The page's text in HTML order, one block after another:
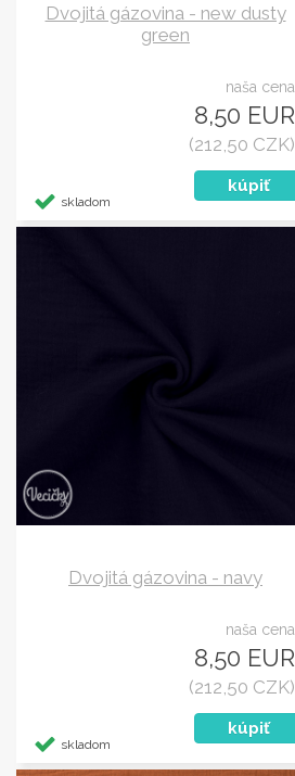
Dvojitá gázovina - new dusty
green
naša cena
8,50 EUR
(212,50 CZK)
skladom
Dvojitá gázovina - navy
naša cena
8,50 EUR
(212,50 CZK)
skladom